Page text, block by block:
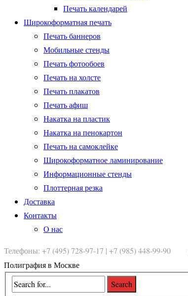
Печать календарей
Широкоформатная печать
Печать баннеров
Мобильные стенды
Печать фотообоев
Печать на холсте
Печать плакатов
Печать афиш
Накатка на пластик
Накатка на пенокартон
Печать на самоклейке
Широкоформатное ламинирование
Информационные стенды
Плоттерная резка
Доставка
Контакты
О нас
Телефоны: +7 (495) 728-97-17 | +7 (985) 448-99-90
Полиграфия в Москве